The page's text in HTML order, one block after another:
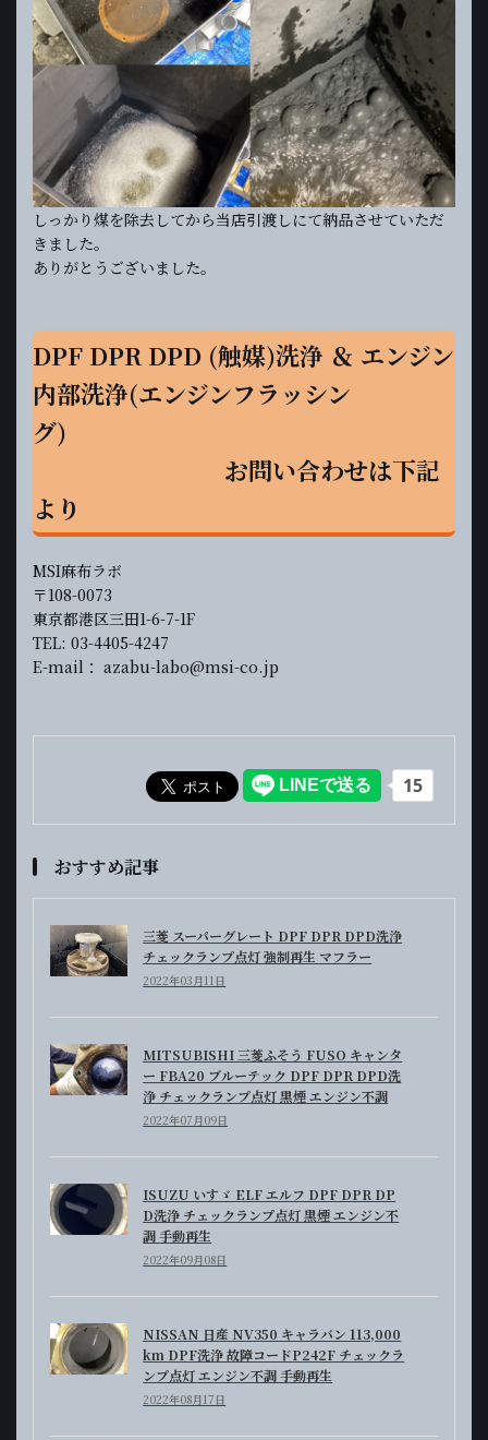
しっかり煤を除去してから当店引渡しにて納品させていただ
きました。
ありがとうございました。
DPF DPR DPD (触媒)洗浄 ＆ エンジン
内部洗浄(エンジンフラッシン
グ)
お問い合わせは下記
より
MSI麻布ラボ
〒108-0073
東京都港区三田1-6-7-1F
TEL: 03-4405-4247
E-mail： azabu-labo@msi-co.jp
おすすめ記事
三菱 スーパーグレート DPF DPR DPD洗浄
チェックランプ点灯 強制再生 マフラー
2022年03月11日
MITSUBISHI 三菱ふそう FUSO キャンタ
ー FBA20 ブルーテック DPF DPR DPD洗
浄 チェックランプ点灯 黒煙 エンジン不調
2022年07月09日
ISUZU いすゞ ELF エルフ DPF DPR DP
D洗浄 チェックランプ点灯 黒煙 エンジン不
調 手動再生
2022年09月08日
NISSAN 日産 NV350 キャラバン 113,000
km DPF洗浄 故障コードP242F チェックラ
ンプ点灯 エンジン不調 手動再生
2022年08月17日